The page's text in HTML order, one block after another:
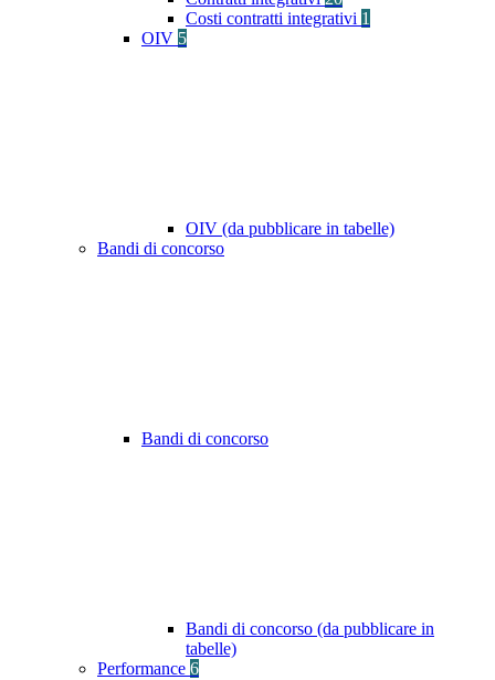
Costi contratti integrativi 1
OIV 5
OIV (da pubblicare in tabelle)
Bandi di concorso
Bandi di concorso
Bandi di concorso (da pubblicare in
tabelle)
Performance 6